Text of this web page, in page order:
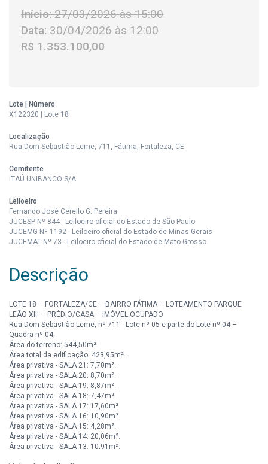
Início:27/03/2026 às 15:00
Data:30/04/2026 às 12:00
R$ 1.353.100,00
Lote | Número
X122320 | Lote 18
Localização
Rua Dom Sebastião Leme, 711, Fátima, Fortaleza, CE
Comitente
ITAÚ UNIBANCO S/A
Leiloeiro
Fernando José Cerello G. Pereira
JUCESP Nº 844 - Leiloeiro oficial do Estado de São Paulo
JUCEMG Nº 1192 - Leiloeiro oficial do Estado de Minas Gerais
JUCEMAT Nº 73 - Leiloeiro oficial do Estado de Mato Grosso
Descrição
LOTE 18 – FORTALEZA/CE – BAIRRO FÁTIMA – LOTEAMENTO PARQUE
LEÃO XIII – PRÉDIO/CASA – IMÓVEL OCUPADO
Rua Dom Sebastião Leme, nº 711 - Lote nº 05 e parte do Lote nº 04 –
Quadra nº 04,
Área do terreno: 544,50m²
Área total da edificação: 423,95m².
Área privativa - SALA 21: 7,70m².
Área privativa - SALA 20: 8,70m².
Área privativa - SALA 19: 8,87m².
Área privativa - SALA 18: 7,47m².
Área privativa - SALA 17: 17,60m².
Área privativa - SALA 16: 10,90m².
Área privativa - SALA 15: 4,28m².
Área privativa - SALA 14: 20,06m².
Área privativa - SALA 13: 10,91m².